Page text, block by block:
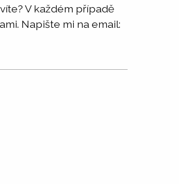
V každém případě
Napište mi na email: